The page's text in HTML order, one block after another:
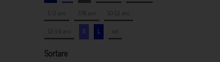
1/2 ani
7/8 ani
10-12 ani
12-14 ani
S L xxl
Sortare